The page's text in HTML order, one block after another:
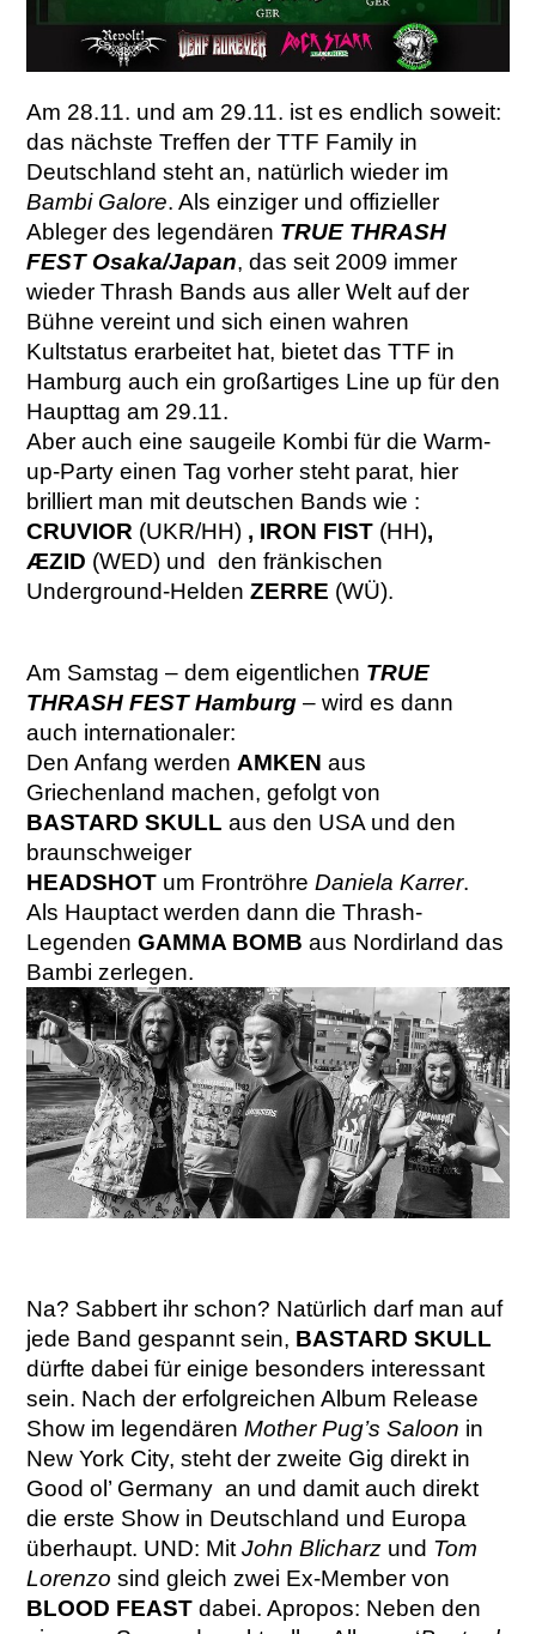
Am 28.11. und am 29.11. ist es endlich soweit:
das nächste Treffen der TTF Family in
Deutschland steht an, natürlich wieder im
Bambi Galore. Als einziger und offizieller
Ableger des legendären TRUE THRASH
FEST Osaka/Japan, das seit 2009 immer
wieder Thrash Bands aus aller Welt auf der
Bühne vereint und sich einen wahren
Kultstatus erarbeitet hat, bietet das TTF in
Hamburg auch ein großartiges Line up für den
Haupttag am 29.11.
Aber auch eine saugeile Kombi für die Warm-
up-Party einen Tag vorher steht parat, hier
brilliert man mit deutschen Bands wie :
CRUVIOR (UKR/HH) , IRON FIST (HH),
ÆZID (WED) und den fränkischen
Underground-Helden ZERRE (WÜ).
Am Samstag – dem eigentlichen TRUE
THRASH FEST Hamburg – wird es dann
auch internationaler:
Den Anfang werden AMKEN aus
Griechenland machen, gefolgt von
BASTARD SKULL aus den USA und den
braunschweiger
HEADSHOT um FrontröhreDaniela Karrer.
Als Hauptact werden dann die Thrash-
LegendenGAMMA BOMB aus Nordirland das
Bambi zerlegen.
Na? Sabbert ihr schon? Natürlich darf man auf
jede Band gespannt sein, BASTARD SKULL
dürfte dabei für einige besonders interessant
sein. Nach der erfolgreichen Album Release
Show im legendärenMother Pug’s Saloon in
New York City, steht der zweite Gig direkt in
Good ol’ Germany an und damit auch direkt
die erste Show in Deutschland und Europa
überhaupt. UND: MitJohn Blicharz und Tom
Lorenzo sind gleich zwei Ex-Member von
BLOOD FEAST dabei. Apropos: Neben den